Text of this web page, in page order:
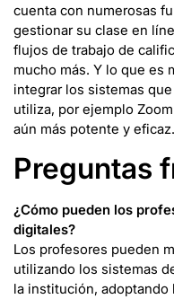
cuenta con numerosas
gestionar su clase en
flujos de trabajo de
mucho más. Y lo que es
integrar los sistemas
utiliza, por ejemplo
aún más potente y eficaz.
Preguntas
¿Cómo pueden los
digitales?
Los profesores pueden
utilizando los sistemas
la institución,